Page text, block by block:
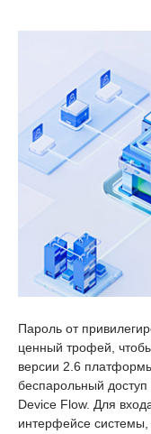
Пароль от
ценный трофей,
версии 2.6
беспарольный
Device Flow. Для
интерфейсе системы,